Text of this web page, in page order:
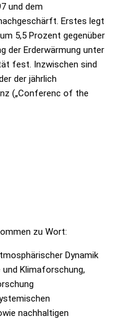
und dem
Erstes legt
5,5 Prozent gegenüber
der Erderwärmung unter
fest. Inzwischen sind
der jährlich
(„Conferenc of the
zu Wort:
Dynamik
Klimaforschung,
nachhaltigen